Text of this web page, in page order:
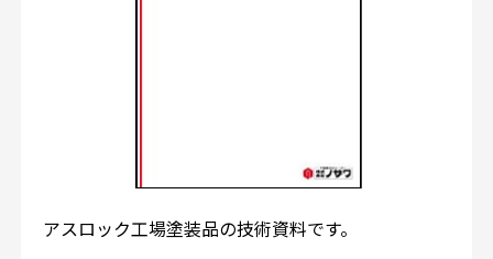
アスロック工場塗装品の技術資料です。